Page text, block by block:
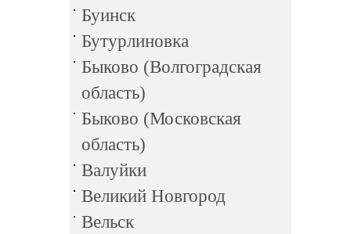
Буинск
Бутурлиновка
Быково (Волгоградская
область)
Быково (Московская
область)
Валуйки
Великий Новгород
Вельск